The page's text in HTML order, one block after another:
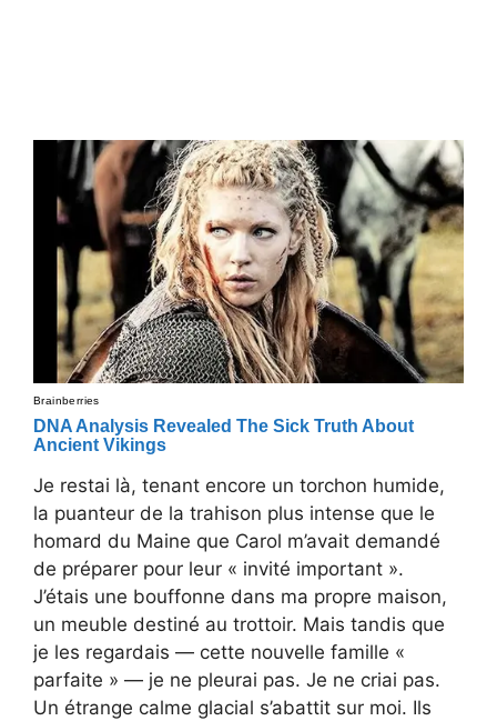
Je restai là, tenant encore un torchon humide,
la puanteur de la trahison plus intense que le
homard du Maine que Carol m’avait demandé
de préparer pour leur « invité important ».
J’étais une bouffonne dans ma propre maison,
un meuble destiné au trottoir. Mais tandis que
je les regardais — cette nouvelle famille «
parfaite » — je ne pleurai pas. Je ne criai pas.
Un étrange calme glacial s’abattit sur moi. Ils